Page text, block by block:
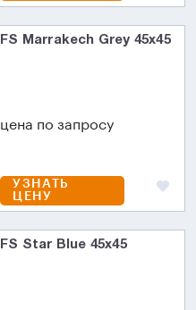
FS Marrakech Grey 45x45
цена по запросу
УЗНАТЬ
ЦЕНУ
FS Star Blue 45x45